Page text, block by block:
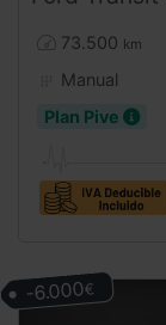
73.500 km
Manual
Plan Pive
-6.000€